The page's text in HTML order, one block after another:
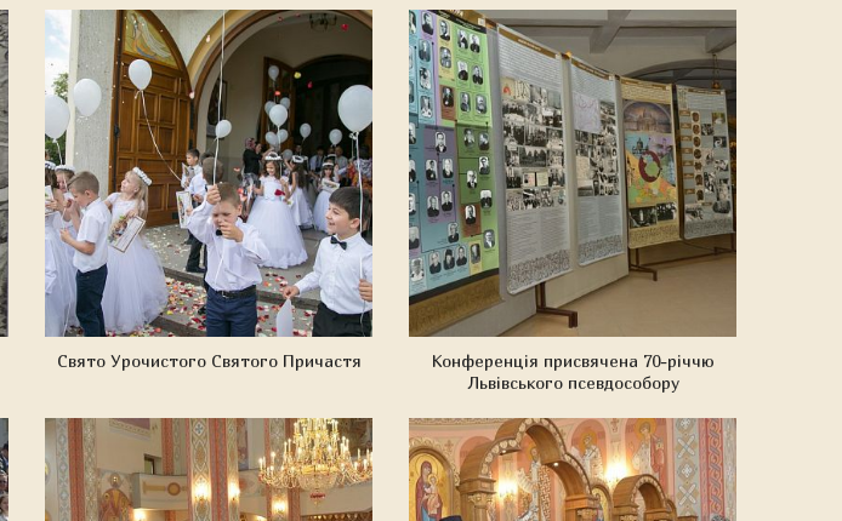
Свято Урочистого Святого Причастя
Конференція присвячена 70-річчю
Львівського псевдособору